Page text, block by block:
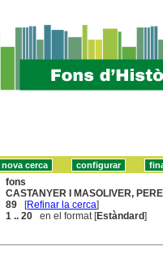
fons
CASTANYER I MASOLIVER,
89 [Refinar la cerca]
1 .. 20 en el format [Estàndard]